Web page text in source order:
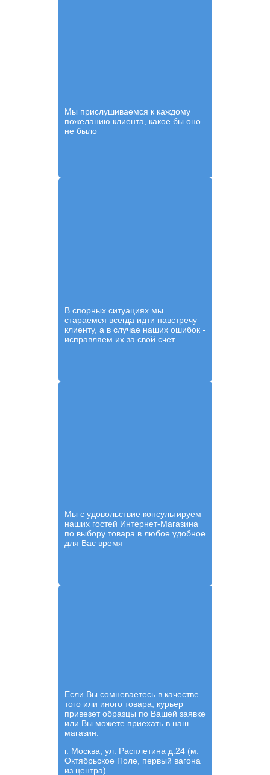
Мы прислушиваемся к каждому
пожеланию клиента, какое бы оно
не было
В спорных ситуациях мы
стараемся всегда идти навстречу
клиенту, а в случае наших ошибок -
исправляем их за свой счет
Мы с удовольствие консультируем
наших гостей Интернет-Магазина
по выбору товара в любое удобное
для Вас время
Если Вы сомневаетесь в качестве
того или иного товара, курьер
привезет образцы по Вашей заявке
или Вы можете приехать в наш
магазин:
г. Москва, ул. Расплетина д.24 (м.
Октябрьское Поле, первый вагона
из центра)